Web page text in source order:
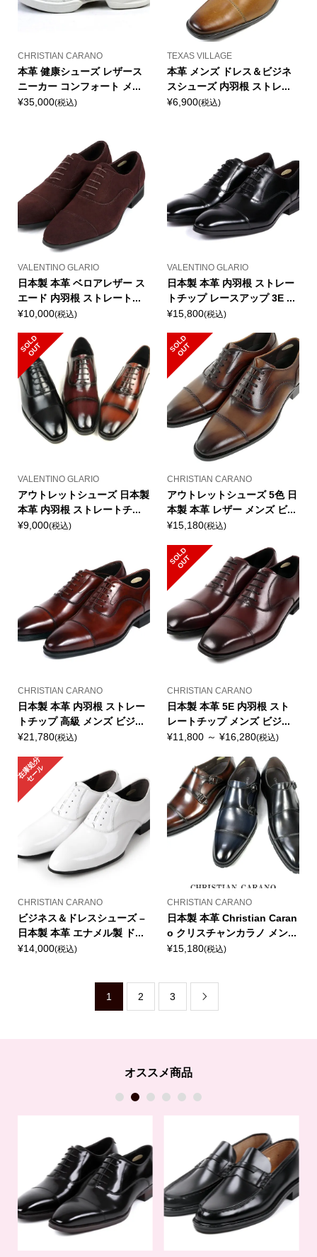
CHRISTIAN CARANO
本革 健康シューズ レザース
ニーカー コンフォート メ...
¥35,000(税込)
TEXAS VILLAGE
本革 メンズ ドレス＆ビジネ
スシューズ 内羽根 ストレ...
¥6,900(税込)
VALENTINO GLARIO
日本製 本革 ベロアレザー ス
エード 内羽根 ストレート...
¥10,000(税込)
VALENTINO GLARIO
日本製 本革 内羽根 ストレー
トチップ レースアップ 3E ...
¥15,800(税込)
S
O
L
D
O
U
T
VALENTINO GLARIO
アウトレットシューズ 日本製
本革 内羽根 ストレートチ...
¥9,000(税込)
S
O
L
D
O
U
T
CHRISTIAN CARANO
アウトレットシューズ 5色 日
本製 本革 レザー メンズ ビ...
¥15,180(税込)
CHRISTIAN CARANO
日本製 本革 内羽根 ストレー
トチップ 高級 メンズ ビジ...
¥21,780(税込)
S
O
L
D
O
U
T
CHRISTIAN CARANO
日本製 本革 5E 内羽根 スト
レートチップ メンズ ビジ...
¥11,800 ～ ¥16,280(税込)
在
庫
処
分
セ
ー
ル
CHRISTIAN CARANO
ビジネス＆ドレスシューズ –
日本製 本革 エナメル製 ド...
¥14,000(税込)
CHRISTIAN CARANO
日本製 本革 Christian Caran
o クリスチャンカラノ メン...
¥15,180(税込)
1 2 3 
オススメ商品
1 2 3 4 5 6